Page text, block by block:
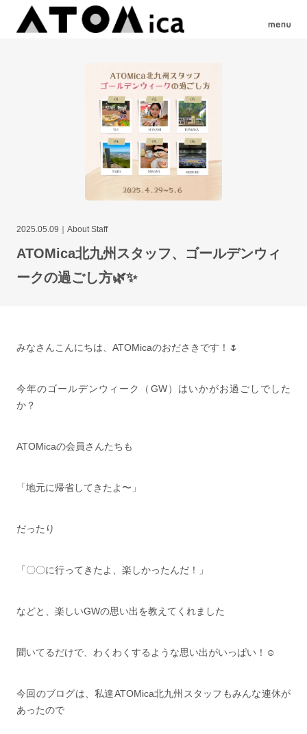
2025.05.09 About Staff
ATOMica北九州スタッフ、ゴールデンウィ
ークの過ごし方🌿✨️
みなさんこんにちは、ATOMicaのおださきです！🌷
今年のゴールデンウィーク（GW）はいかがお過ごしでした
か？
ATOMicaの会員さんたちも
「地元に帰省してきたよ〜」
だったり
「〇〇に行ってきたよ、楽しかったんだ！」
などと、楽しいGWの思い出を教えてくれました
聞いてるだけで、わくわくするような思い出がいっぱい！☺️
今回のブログは、私達ATOMica北九州スタッフもみんな連休が
あったので